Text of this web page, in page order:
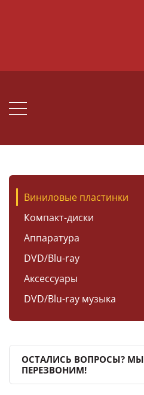
Виниловые пластинки
Компакт-диски
Аппаратура
DVD/Blu-ray
Аксессуары
DVD/Blu-ray музыка
ОСТАЛИСЬ ВОПРОСЫ? МЫ
ПЕРЕЗВОНИМ!